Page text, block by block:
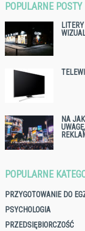
POPULARNE POSTY
NA
POPULARNE
PRZYGOTOWANIE DO
PSYCHOLOGIA
PRZEDSIĘBIORCZOŚĆ